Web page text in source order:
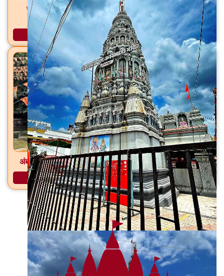
सांब सदाशिव मंदिर डोंगरगाव (शिव), ता. फुलंब्री, जि. छत्रपती
संभाजीनगर
अधिक माहिती
अंबऋषी गुहा मंदिर आमसरी, ता. सिल्लोड, जि. छत्रपती संभाजीनगर
अधिक माहिती